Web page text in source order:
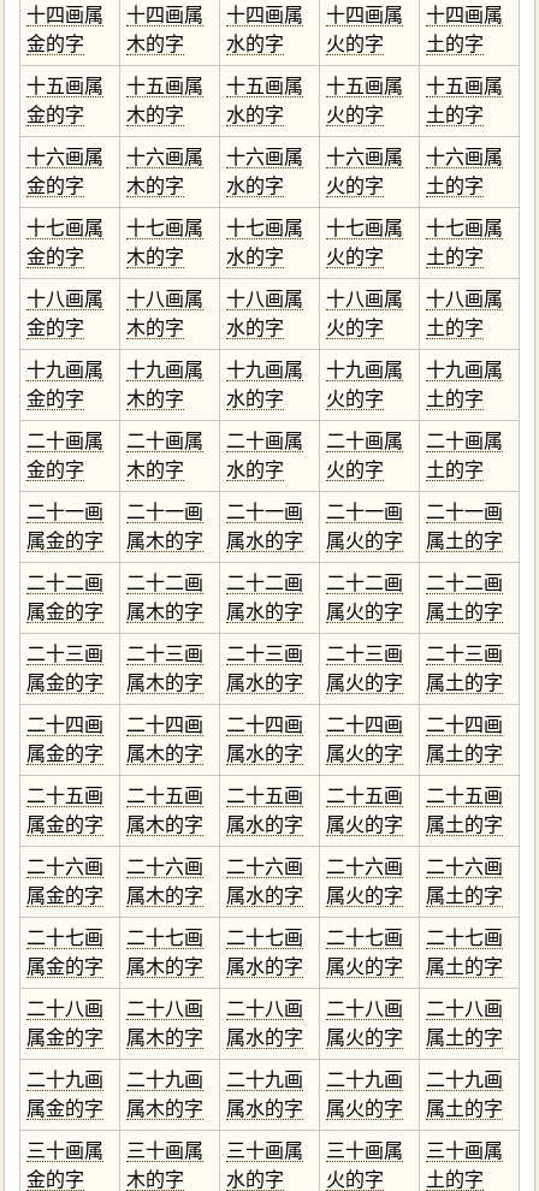
十四画属
金的字
十四画属
木的字
十四画属
水的字
十四画属
火的字
十四画属
土的字
十五画属
金的字
十五画属
木的字
十五画属
水的字
十五画属
火的字
十五画属
土的字
十六画属
金的字
十六画属
木的字
十六画属
水的字
十六画属
火的字
十六画属
土的字
十七画属
金的字
十七画属
木的字
十七画属
水的字
十七画属
火的字
十七画属
土的字
十八画属
金的字
十八画属
木的字
十八画属
水的字
十八画属
火的字
十八画属
土的字
十九画属
金的字
十九画属
木的字
十九画属
水的字
十九画属
火的字
十九画属
土的字
二十画属
金的字
二十画属
木的字
二十画属
水的字
二十画属
火的字
二十画属
土的字
二十一画
属金的字
二十一画
属木的字
二十一画
属水的字
二十一画
属火的字
二十一画
属土的字
二十二画
属金的字
二十二画
属木的字
二十二画
属水的字
二十二画
属火的字
二十二画
属土的字
二十三画
属金的字
二十三画
属木的字
二十三画
属水的字
二十三画
属火的字
二十三画
属土的字
二十四画
属金的字
二十四画
属木的字
二十四画
属水的字
二十四画
属火的字
二十四画
属土的字
二十五画
属金的字
二十五画
属木的字
二十五画
属水的字
二十五画
属火的字
二十五画
属土的字
二十六画
属金的字
二十六画
属木的字
二十六画
属水的字
二十六画
属火的字
二十六画
属土的字
二十七画
属金的字
二十七画
属木的字
二十七画
属水的字
二十七画
属火的字
二十七画
属土的字
二十八画
属金的字
二十八画
属木的字
二十八画
属水的字
二十八画
属火的字
二十八画
属土的字
二十九画
属金的字
二十九画
属木的字
二十九画
属水的字
二十九画
属火的字
二十九画
属土的字
三十画属
金的字
三十画属
木的字
三十画属
水的字
三十画属
火的字
三十画属
土的字